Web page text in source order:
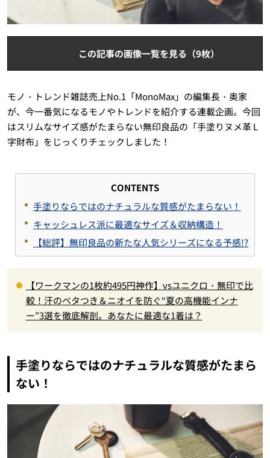
この記事の画像一覧を見る（9枚）
モノ・トレンド雑誌売上No.1「MonoMax」の編集長・奥家
が、今一番気になるモノやトレンドを紹介する連載企画。今回
はスリムなサイズ感がたまらない無印良品の「手塗りヌメ革 L
字財布」をじっくりチェックしました！
CONTENTS
手塗りならではのナチュラルな質感がたまらない！
キャッシュレス派に最適なサイズ＆収納構造！
【総評】無印良品の新たな人気シリーズになる予感!?
【ワークマンの1枚約495円神作】vsユニクロ・無印で比
較！汗のベタつき＆ニオイを防ぐ“夏の高機能インナ
ー”3選を徹底解剖。あなたに最適な1着は？
手塗りならではのナチュラルな質感がたまら
ない！